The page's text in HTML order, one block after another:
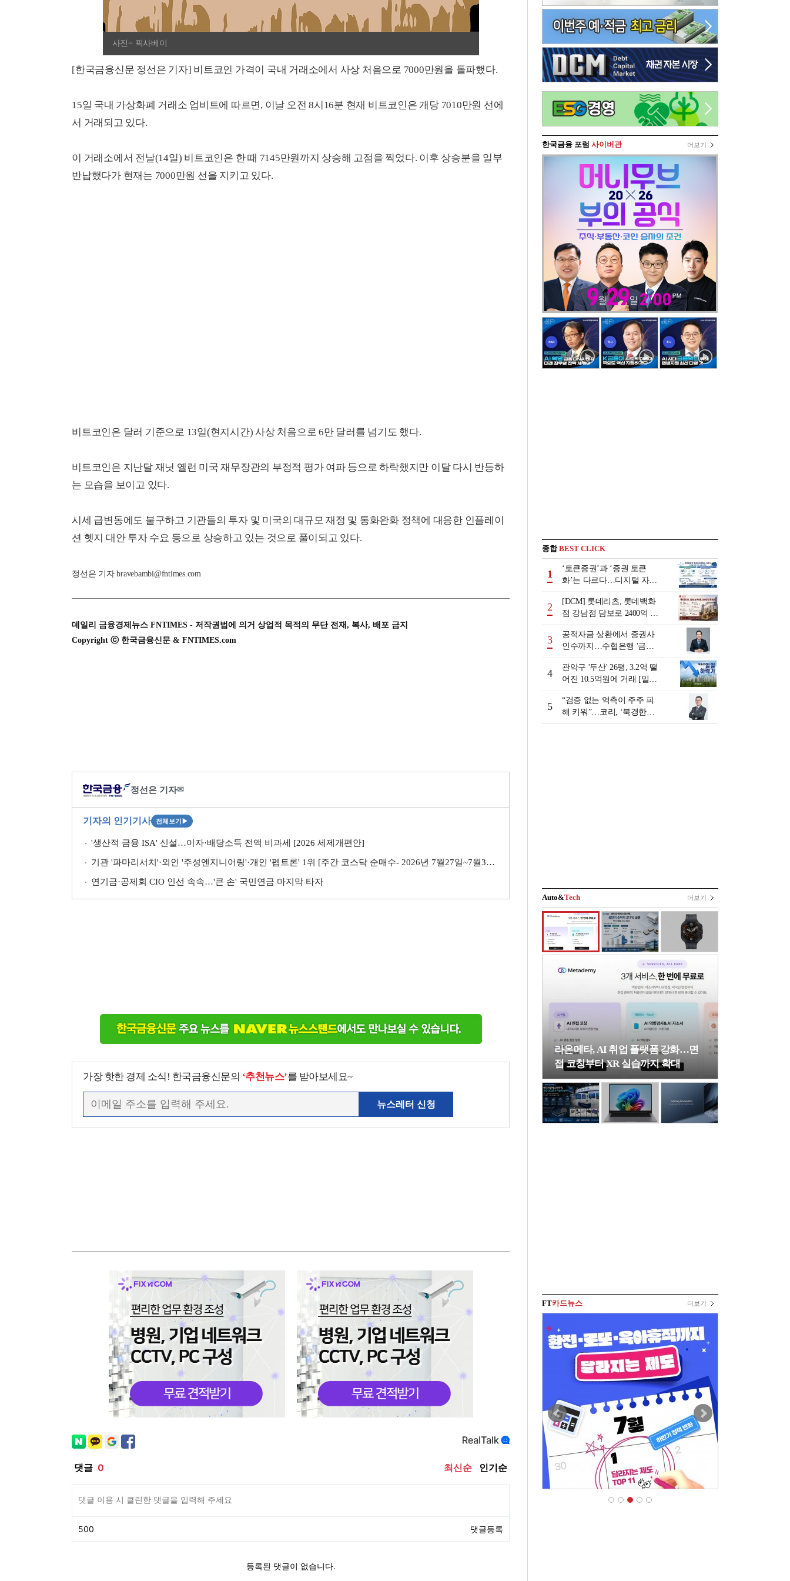
사진= 픽사베이
[한국금융신문 정선은 기자] 비트코인 가격이 국내 거래소에서 사상 처음으로 7000만원을 돌파했다.
15일 국내 가상화폐 거래소 업비트에 따르면, 이날 오전 8시16분 현재 비트코인은 개당 7010만원 선에
서 거래되고 있다.
이 거래소에서 전날(14일) 비트코인은 한 때 7145만원까지 상승해 고점을 찍었다. 이후 상승분을 일부
반납했다가 현재는 7000만원 선을 지키고 있다.
비트코인은 달러 기준으로 13일(현지시간) 사상 처음으로 6만 달러를 넘기도 했다.
비트코인은 지난달 재닛 옐런 미국 재무장관의 부정적 평가 여파 등으로 하락했지만 이달 다시 반등하
는 모습을 보이고 있다.
시세 급변동에도 불구하고 기관들의 투자 및 미국의 대규모 재정 및 통화완화 정책에 대응한 인플레이
션 헷지 대안 투자 수요 등으로 상승하고 있는 것으로 풀이되고 있다.
정선은 기자 bravebambi@fntimes.com
데일리 금융경제뉴스 FNTIMES - 저작권법에 의거 상업적 목적의 무단 전재, 복사, 배포 금지
Copyright ⓒ 한국금융신문 & FNTIMES.com
정선은 기자✉
기자의 인기기사 전체보기 ▶
'생산적 금융 ISA' 신설…이자·배당소득 전액 비과세 [2026 세제개편안]
기관 '파마리서치'·외인 '주성엔지니어링'·개인 '펩트론' 1위 [주간 코스닥 순매수- 2026년 7월27일~7월31일]
연기금·공제회 CIO 인선 속속…'큰 손' 국민연금 마지막 타자
가장 핫한 경제 소식! 한국금융신문의 ‘추천뉴스’를 받아보세요~
뉴스레터 신청
한국금융 포럼 사이버관 더보기
종합BEST CLICK
1
‘토큰증권’과 ‘증권 토큰
화’는 다르다…디지털 자본
2
[DCM] 롯데리츠, 롯데백화
점 강남점 담보로 2400억 조
3
공적자금 상환에서 증권사
인수까지…수협은행 '금융
행 금융그룹의 꿈①]
4
관악구 '두산' 26평, 3.2억 떨
어진 10.5억원에 거래 [일일
5
“검증 없는 억측이 주주 피
해 키워”…코리, ‘북경한미
미수채권 논란’ 정면 반박
Auto&Tech 더보기
라온메타, AI 취업 플랫폼 강화…면
접 코칭부터 XR 실습까지 확대
FT카드뉴스 더보기